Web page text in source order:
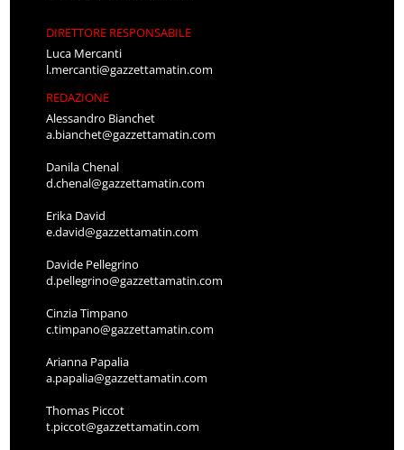
DIRETTORE RESPONSABILE
Luca Mercanti
l.mercanti@gazzettamatin.com
REDAZIONE
Alessandro Bianchet
a.bianchet@gazzettamatin.com
Danila Chenal
d.chenal@gazzettamatin.com
Erika David
e.david@gazzettamatin.com
Davide Pellegrino
d.pellegrino@gazzettamatin.com
Cinzia Timpano
c.timpano@gazzettamatin.com
Arianna Papalia
a.papalia@gazzettamatin.com
Thomas Piccot
t.piccot@gazzettamatin.com